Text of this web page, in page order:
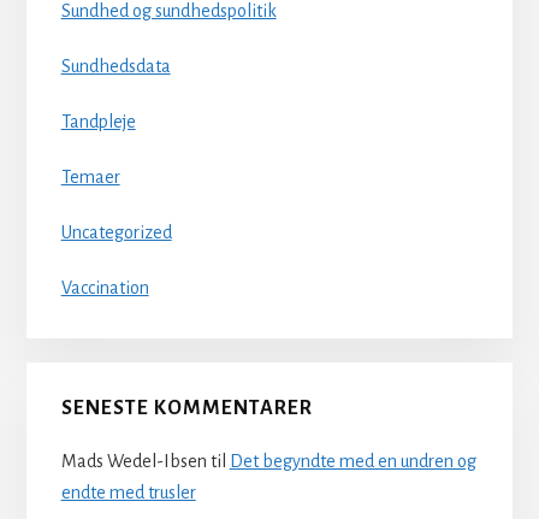
Sundhed og sundhedspolitik
Sundhedsdata
Tandpleje
Temaer
Uncategorized
Vaccination
SENESTE KOMMENTARER
Mads Wedel-Ibsen til
Det begyndte med en undren og
endte med trusler